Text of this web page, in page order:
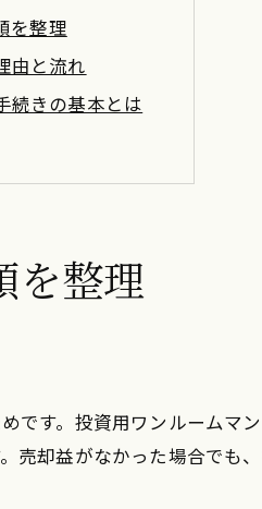
を整理
由と流れ
続きの基本とは
を把握する
れる提出書類一覧
説
かりやすく解説
備ポイント
るコツ
の場合
を整理
です。投資用ワンルームマ
売却益がなかった場合でも